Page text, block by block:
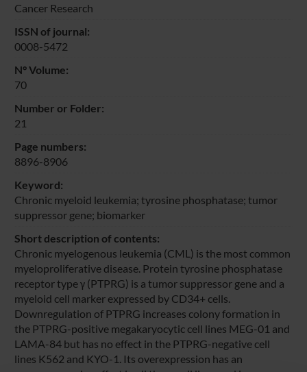
Cancer Research
ISSN of journal:
0008-5472
N° Volume:
70
Number or Folder:
21
Page numbers:
8896-8906
Keyword:
Chronic myeloid leukemia; tyrosine phosphatase; tumor
suppressor gene; biomarker
Short description of contents:
Chronic myelogenous leukemia (CML) is the most common
myeloproliferative disease. Protein tyrosine phosphatase
receptor type γ (PTPRG) is a tumor suppressor gene and a
myeloid cell marker expressed by CD34+ cells.
Downregulation of PTPRG increases colony formation in
the PTPRG-positive megakaryocytic cell lines MEG-01 and
LAMA-84 but has no effect in the PTPRG-negative cell
lines K562 and KYO-1. Its overexpression has an